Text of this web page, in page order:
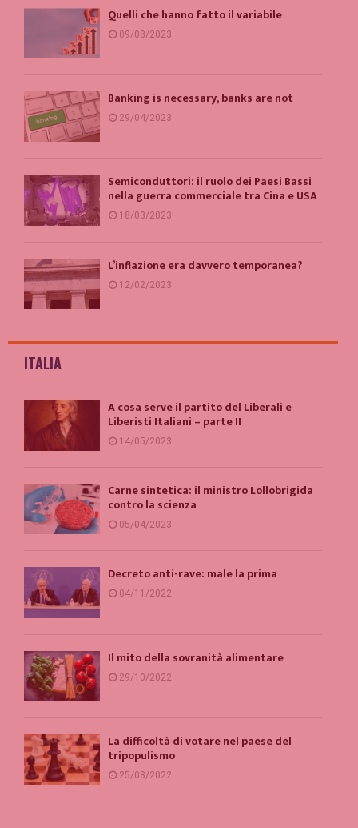
Quelli che hanno fatto il variabile
09/08/2023
Banking is necessary, banks are not
29/04/2023
Semiconduttori: il ruolo dei Paesi Bassi
nella guerra commerciale tra Cina e USA
18/03/2023
L’inflazione era davvero temporanea?
12/02/2023
ITALIA
A cosa serve il partito del Liberali e
Liberisti Italiani – parte II
14/05/2023
Carne sintetica: il ministro Lollobrigida
contro la scienza
05/04/2023
Decreto anti-rave: male la prima
04/11/2022
Il mito della sovranità alimentare
29/10/2022
La difficoltà di votare nel paese del
tripopulismo
25/08/2022